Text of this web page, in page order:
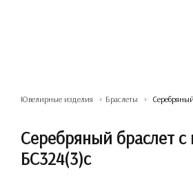
Ювелирные изделия Браслеты
Серебряный браслет
БС324(3)с